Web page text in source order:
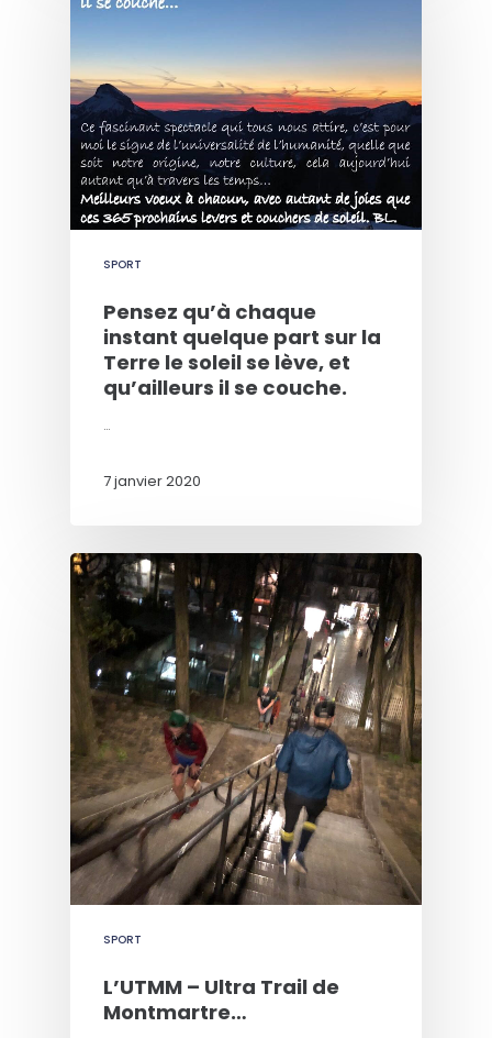
SPORT
Pensez qu’à chaque
instant quelque part sur la
Terre le soleil se lève, et
qu’ailleurs il se couche.
…
7 janvier 2020
SPORT
L’UTMM – Ultra Trail de
Montmartre…